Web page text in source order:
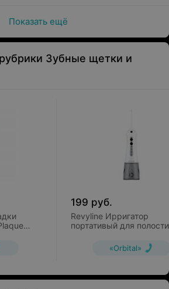
Показать ещё
Зубные щетки и
199 руб.
Revyline Ирригатор
портативый для
«Orbital»